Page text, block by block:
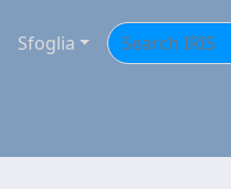
Sfoglia